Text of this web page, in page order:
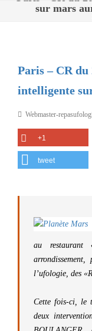
sur mars
Paris – CR du
intelligente
Webmaster-
+1
tweet
au restaurant
arrondissement,
l’ufologie, des «
Cette fois-ci, le
deux